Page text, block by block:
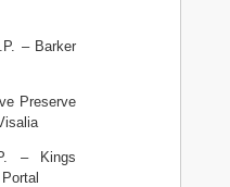
– Barker
Preserve
– Kings